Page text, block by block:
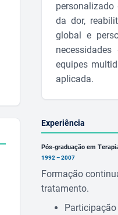
da dor,
global e
equipes
aplicada.
Experiência
Pós-graduação em
1992 – 2007
Formação
tratamento.